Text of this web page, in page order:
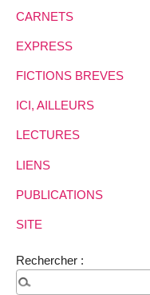
CARNETS
EXPRESS
FICTIONS BREVES
ICI, AILLEURS
LECTURES
LIENS
PUBLICATIONS
SITE
Rechercher :